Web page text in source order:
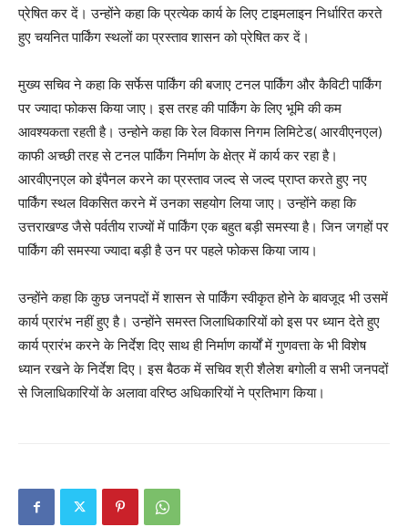
प्रेषित कर दें। उन्होंने कहा कि प्रत्येक कार्य के लिए टाइमलाइन निर्धारित करते
हुए चयनित पार्किंग स्थलों का प्रस्ताव शासन को प्रेषित कर दें।
मुख्य सचिव ने कहा कि सर्फेस पार्किंग की बजाए टनल पार्किंग और कैविटी पार्किंग
पर ज्यादा फोकस किया जाए। इस तरह की पार्किंग के लिए भूमि की कम
आवश्यकता रहती है। उन्होने कहा कि रेल विकास निगम लिमिटेड( आरवीएनएल)
काफी अच्छी तरह से टनल पार्किंग निर्माण के क्षेत्र में कार्य कर रहा है।
आरवीएनएल को इंपैनल करने का प्रस्ताव जल्द से जल्द प्राप्त करते हुए नए
पार्किंग स्थल विकसित करने में उनका सहयोग लिया जाए। उन्होंने कहा कि
उत्तराखण्ड जैसे पर्वतीय राज्यों में पार्किंग एक बहुत बड़ी समस्या है। जिन जगहों पर
पार्किंग की समस्या ज्यादा बड़ी है उन पर पहले फोकस किया जाय।
उन्होंने कहा कि कुछ जनपदों में शासन से पार्किंग स्वीकृत होने के बावजूद भी उसमें
कार्य प्रारंभ नहीं हुए है। उन्होंने समस्त जिलाधिकारियों को इस पर ध्यान देते हुए
कार्य प्रारंभ करने के निर्देश दिए साथ ही निर्माण कार्यों में गुणवत्ता के भी विशेष
ध्यान रखने के निर्देश दिए। इस बैठक में सचिव श्री शैलेश बगोली व सभी जनपदों
से जिलाधिकारियों के अलावा वरिष्ठ अधिकारियों ने प्रतिभाग किया।